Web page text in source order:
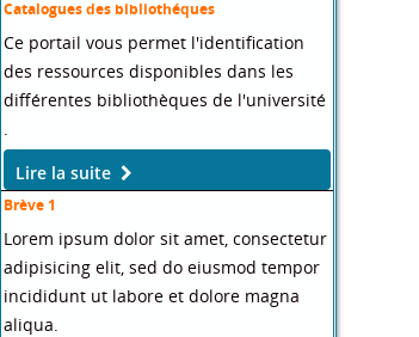
Catalogues des bibliothéques
Ce portail vous permet l'identification
des ressources disponibles dans les
différentes bibliothèques de l'université
.
Lire la suite
Brève 1
Lorem ipsum dolor sit amet, consectetur
adipisicing elit, sed do eiusmod tempor
incididunt ut labore et dolore magna
aliqua.